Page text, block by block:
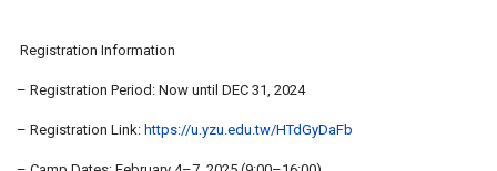
Registration Information
– Registration Period: Now until DEC 31, 2024
– Registration Link: https://u.yzu.edu.tw/HTdGyDaFb